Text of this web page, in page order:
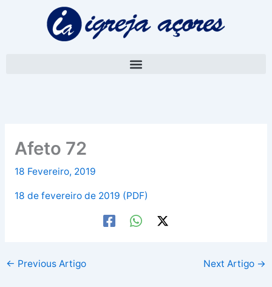
Afeto 72
18 Fevereiro, 2019
18 de fevereiro de 2019 (PDF)
← Previous Artigo Next Artigo →